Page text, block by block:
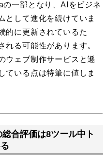
一部となり、AIをビジネ
として進化を続けていま
的に更新されているた
れる可能性があります。
ウェブ制作サービスと遜
ている点は特筆に値しま
合評価は8ツール中ト